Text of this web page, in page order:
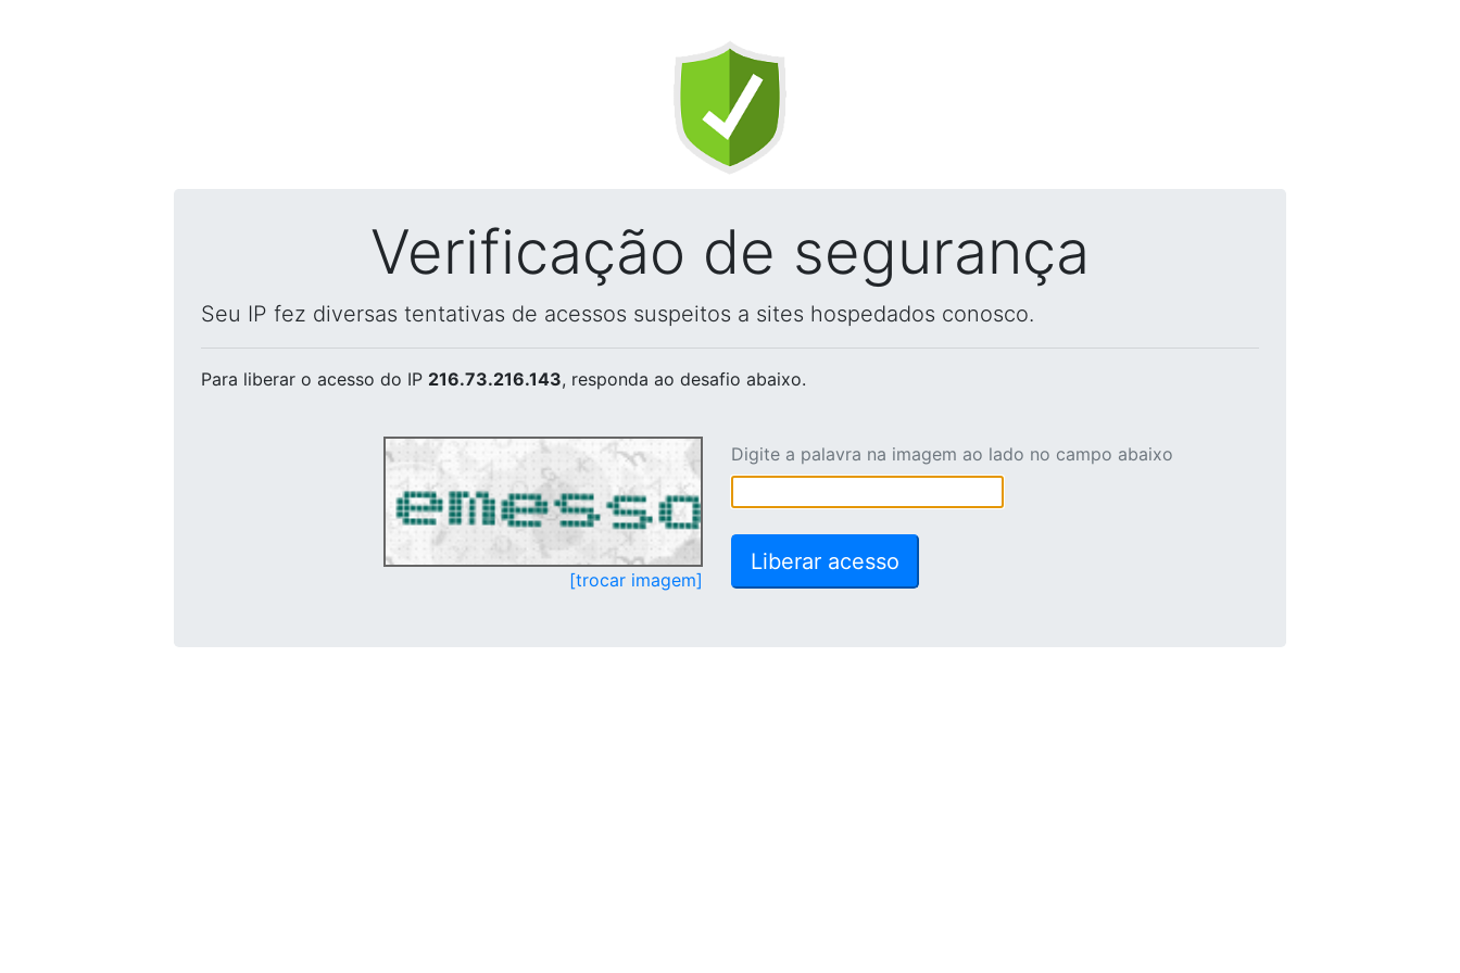
Verificação de segurança
Seu IP fez diversas tentativas de acessos suspeitos a sites hospedados conosco.
Para liberar o acesso do IP 216.73.216.143, responda ao desafio abaixo.
[trocar imagem]
Digite a palavra na imagem ao lado no campo abaixo